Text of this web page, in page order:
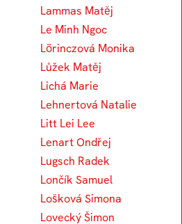
Lammas Matěj
Le Minh Ngoc
Lörinczová Monika
Lůžek Matěj
Lichá Marie
Lehnertová Natalie
Litt Lei Lee
Lenart Ondřej
Lugsch Radek
Lončík Samuel
Lošková Simona
Lovecký Šimon